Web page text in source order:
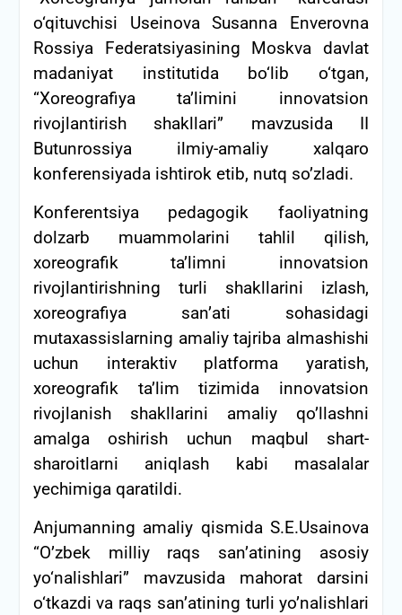
o‘qituvchisi Useinova Susanna Enverovna
Rossiya Federatsiyasining Moskva davlat
madaniyat institutida bo‘lib o‘tgan,
“Xoreografiya ta’limini innovatsion
rivojlantirish shakllari” mavzusida II
Butunrossiya ilmiy-amaliy xalqaro
konferensiyada ishtirok etib, nutq so’zladi.
Konferentsiya pedagogik faoliyatning
dolzarb muammolarini tahlil qilish,
xoreografik ta’limni innovatsion
rivojlantirishning turli shakllarini izlash,
xoreografiya san’ati sohasidagi
mutaxassislarning amaliy tajriba almashishi
uchun interaktiv platforma yaratish,
xoreografik ta’lim tizimida innovatsion
rivojlanish shakllarini amaliy qo’llashni
amalga oshirish uchun maqbul shart-
sharoitlarni aniqlash kabi masalalar
yechimiga qaratildi.
Anjumanning amaliy qismida S.E.Usainova
“O’zbek milliy raqs san’atining asosiy
yo‘nalishlari” mavzusida mahorat darsini
o‘tkazdi va raqs san’atining turli yo’nalishlari